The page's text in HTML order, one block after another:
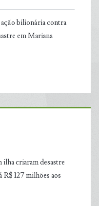
bilionária contra
em Mariana
criaram desastre
127 milhões aos